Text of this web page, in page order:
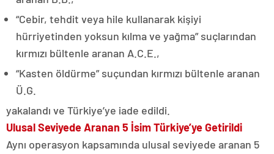
“Cebir, tehdit veya hile kullanarak kişiyi
hürriyetinden yoksun kılma ve yağma” suçlarından
kırmızı bültenle aranan A.C.E.,
“Kasten öldürme” suçundan kırmızı bültenle aranan
Ü.G.
yakalandı ve Türkiye’ye iade edildi.
Ulusal Seviyede Aranan 5 İsim Türkiye’ye Getirildi
Aynı operasyon kapsamında ulusal seviyede aranan 5